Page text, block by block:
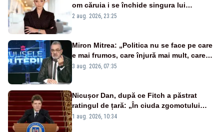
om căruia i se închide singura lui
portiță?”
2 aug. 2026, 23:25
Miron Mitrea: „Politica nu se face pe care
e mai frumos, care înjură mai mult, care
țipă mai tare, ci pe proiecte”
3 aug. 2026, 07:35
Nicușor Dan, după ce Fitch a păstrat
ratingul de țară: „În ciuda zgomotului
politic, România funcționează”
1 aug. 2026, 10:34